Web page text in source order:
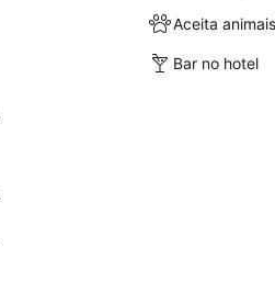
Aceita animais
Bar no hotel